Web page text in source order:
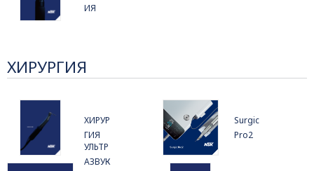
ИЯ
ХИРУРГИЯ
ХИРУР
ГИЯ
Surgic
Pro2
УЛЬТР
АЗВУК